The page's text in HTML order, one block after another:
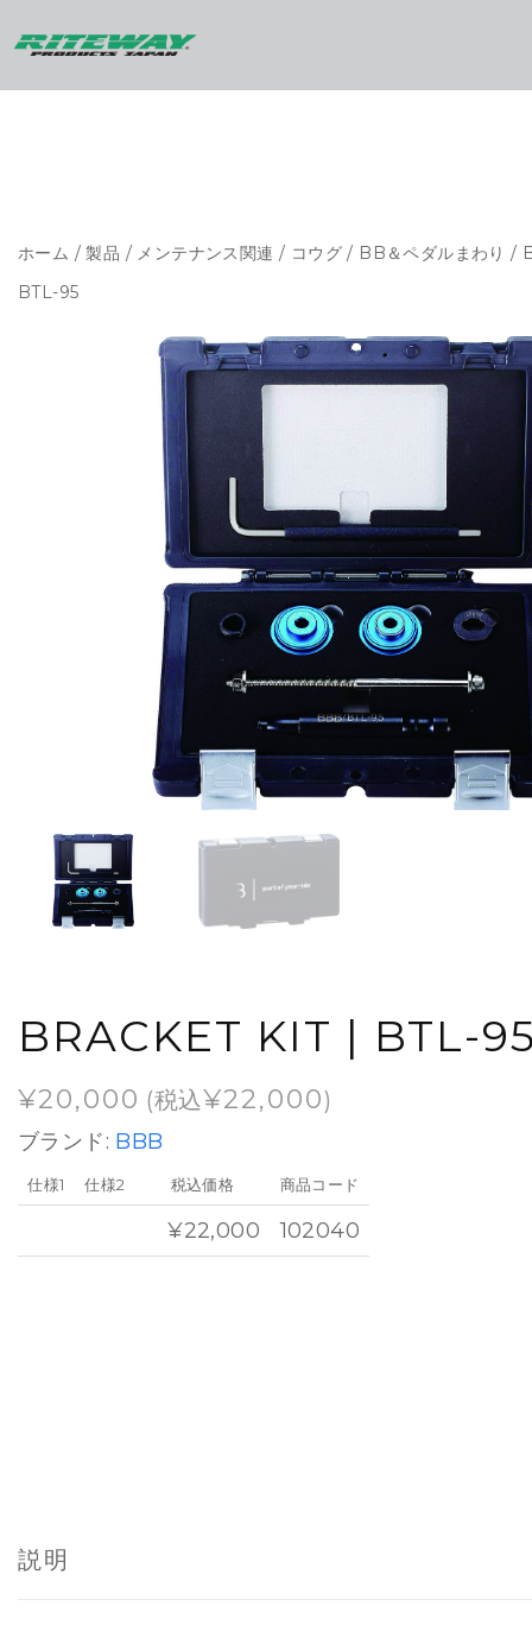
ホーム /製品 / メンテナンス関連 / コウグ / BB＆ペダルまわり /
BTL-95
BRACKET KIT | BTL-
¥20,000 (税込¥22,000)
ブランド: BBB
仕様1 仕様2 税込価格
¥22,000
商品コード
102040
説明